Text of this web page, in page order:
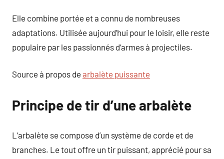
Elle combine portée et a connu de nombreuses
adaptations. Utilisée aujourd’hui pour le loisir, elle reste
populaire par les passionnés d’armes à projectiles.
Source à propos de arbalète puissante
Principe de tir d’une arbalète
L’arbalète se compose d’un système de corde et de
branches. Le tout offre un tir puissant, apprécié pour sa